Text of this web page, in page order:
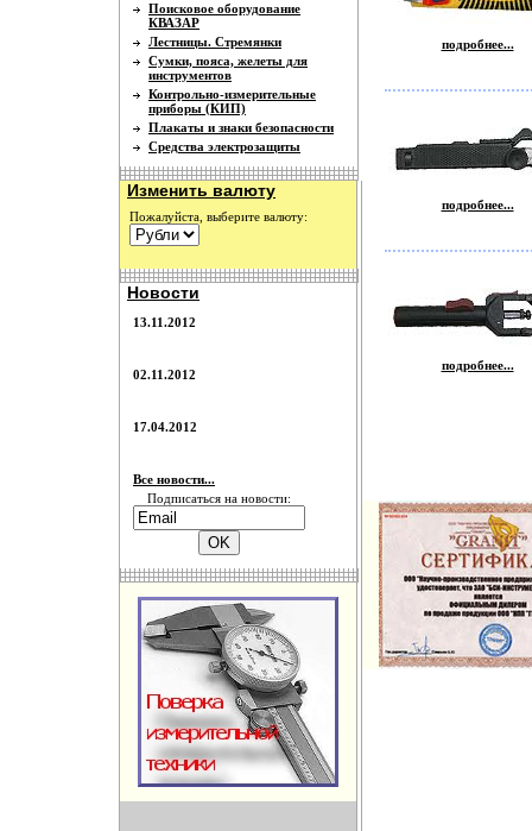
Поисковое оборудование
КВАЗАР
Лестницы. Стремянки
Сумки, пояса, желеты для
инструментов
Контрольно-измерительные
приборы (КИП)
Плакаты и знаки безопасности
Средства электрозащиты
Изменить валюту
Пожалуйста, выберите валюту:
Новости
13.11.2012
02.11.2012
17.04.2012
Все новости...
Подписаться на новости:
подробнее...
подробнее...
подробнее...